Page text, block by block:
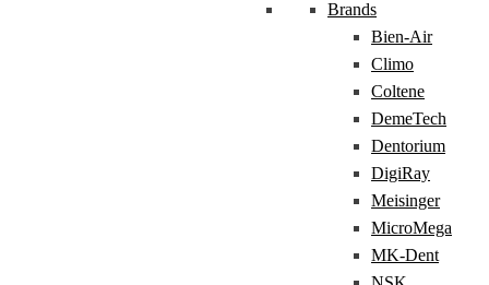
Brands
Bien-Air
Climo
Coltene
DemeTech
Dentorium
DigiRay
Meisinger
MicroMega
MK-Dent